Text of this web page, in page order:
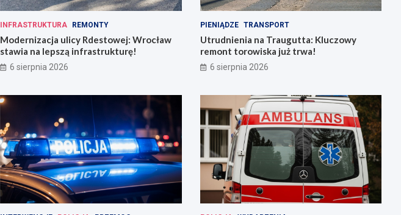
INFRASTRUKTURA REMONTY
Modernizacja ulicy Rdestowej: Wrocław
stawia na lepszą infrastrukturę!
6 sierpnia 2026
PIENIĄDZE TRANSPORT
Utrudnienia na Traugutta: Kluczowy
remont torowiska już trwa!
6 sierpnia 2026